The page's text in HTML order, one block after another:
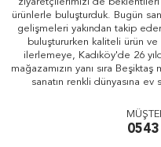
ziyaretçilerimizi de
ürünlerle buluşturduk. Bugün
gelişmeleri yakından takip
buluştururken kaliteli ürün
ilerlemeye, Kadıköy'de 26
mağazamızın yanı sıra
sanatın renkli dünyasına